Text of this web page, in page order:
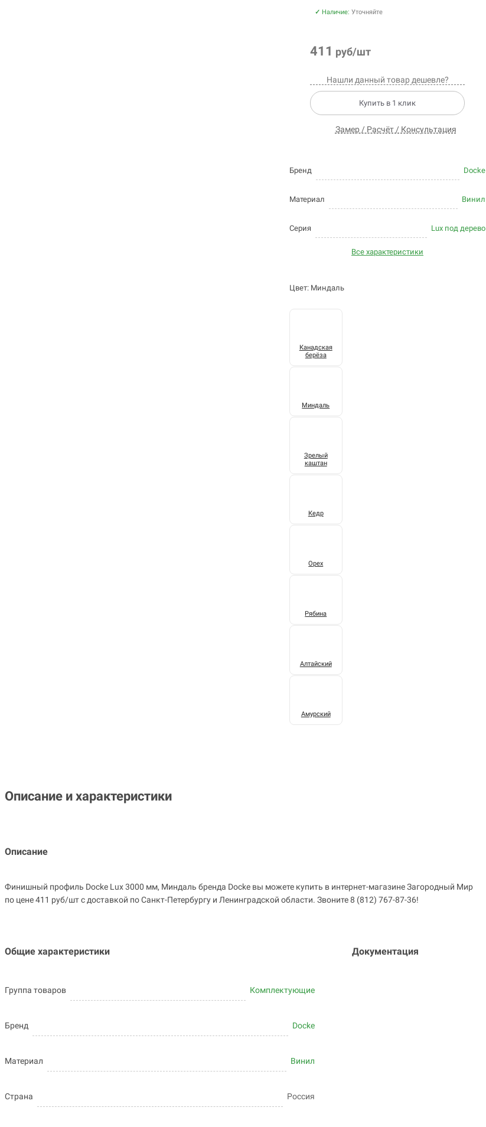
✓ Наличие: Уточняйте
411 руб/шт
Нашли данный товар дешевле?
Купить в 1 клик
Замер / Расчёт / Консультация
Бренд Docke
Материал Винил
Серия Lux под дерево
Все характеристики
Цвет: Миндаль
Канадская
берёза
Миндаль
Зрелый
каштан
Кедр
Орех
Рябина
Алтайский
Амурский
Описание и характеристики
Описание
Финишный профиль Docke Lux 3000 мм, Миндаль бренда Docke вы можете купить в интернет-магазине Загородный Мир
по цене 411 руб/шт с доставкой по Санкт-Петербургу и Ленинградской области. Звоните 8 (812) 767-87-36!
Общие характеристики
Группа товаров Комплектующие
Бренд Docke
Материал Винил
Страна Россия
Документация